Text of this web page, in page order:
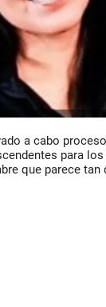
a cabo
para
que parece